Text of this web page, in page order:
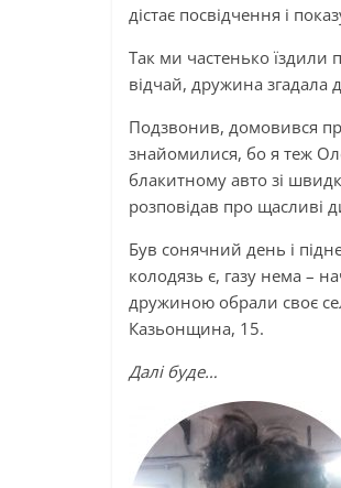
дістає посвідчення і
Так ми частенько їздили
відчай, дружина згадала
Подзвонив, домовився
знайомилися, бо я теж
блакитному авто зі
розповідав про щасливі
Був сонячний день і
колодязь є, газу нема –
дружиною обрали своє
Казьонщина, 15.
Далі буде…